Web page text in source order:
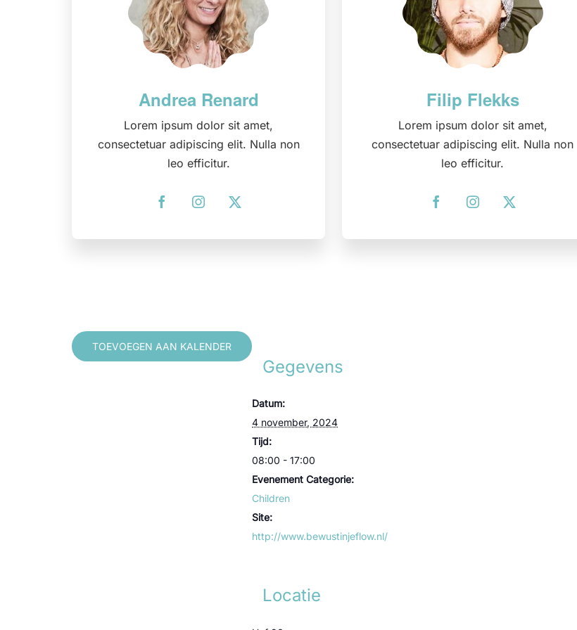
Lorem ipsum dolor sit amet,
consectetuar adipiscing elit. Nulla non
leo efficitur.
Lorem ipsum dolor sit amet,
consectetuar adipiscing elit. Nulla non
leo efficitur.
TOEVOEGEN AAN KALENDER
Gegevens
Datum:
4 november, 2024
Tijd:
08:00 - 17:00
Evenement Categorie:
Children
Site:
http://www.bewustinjeflow.nl/
Locatie